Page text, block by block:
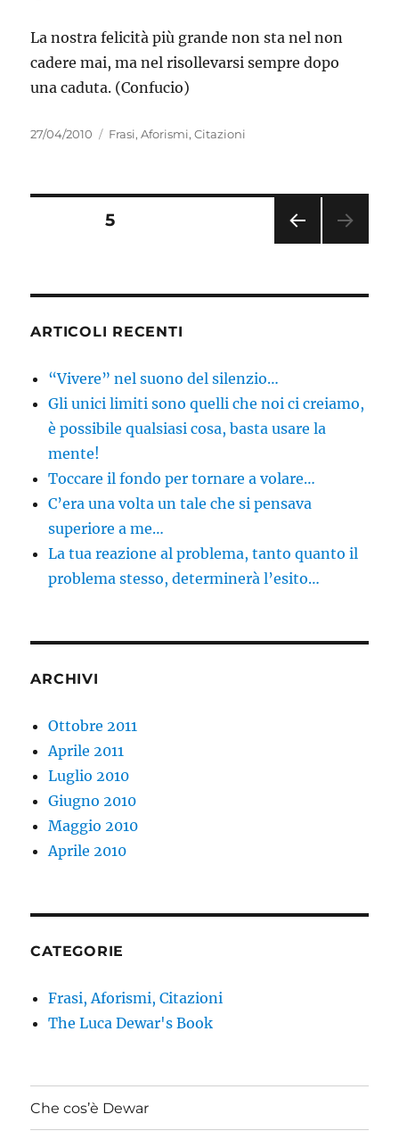
La nostra felicità più grande non sta nel non
cadere mai, ma nel risollevarsi sempre dopo
una caduta. (Confucio)
Pubblicato
27/04/2010 Categorie
Frasi, Aforismi, Citazioni
Paginazione
articoli
CED
PAGINA5
ARTICOLI RECENTI
“Vivere” nel suono del silenzio…
Gli unici limiti sono quelli che noi ci creiamo,
è possibile qualsiasi cosa, basta usare la
mente!
Toccare il fondo per tornare a volare…
C’era una volta un tale che si pensava
superiore a me…
La tua reazione al problema, tanto quanto il
problema stesso, determinerà l’esito…
ARCHIVI
Ottobre 2011
Aprile 2011
Luglio 2010
Giugno 2010
Maggio 2010
Aprile 2010
CATEGORIE
Frasi, Aforismi, Citazioni
The Luca Dewar's Book
Che cos’è Dewar